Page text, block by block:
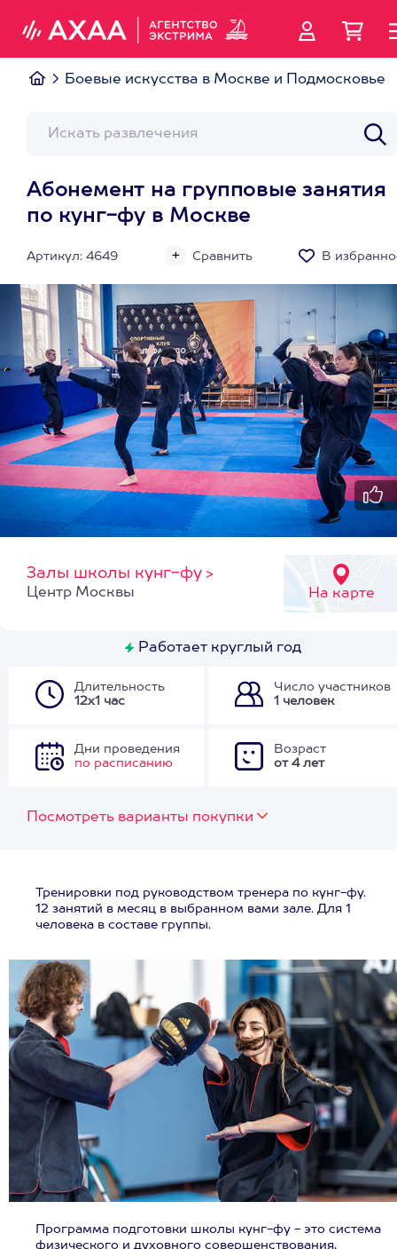
Боевые искусства в Москве и Подмосковье
Абонемент на групповые занятия
по кунг-фу в Москве
Артикул: 4649 Сравнить В
Залы школы кунг-фу >
На карте
Центр Москвы
Работает круглый год
Длительность
12х1 час
Число участников
1 человек
Дни проведения
по расписанию
Возраст
от 4 лет
Посмотреть варианты покупки
Тренировки под руководством тренера по кунг-фу.
12 занятий в месяц в выбранном вами зале. Для 1
человека в составе группы.
Программа подготовки школы кунг-фу - это система
физического и духовного совершенствования,